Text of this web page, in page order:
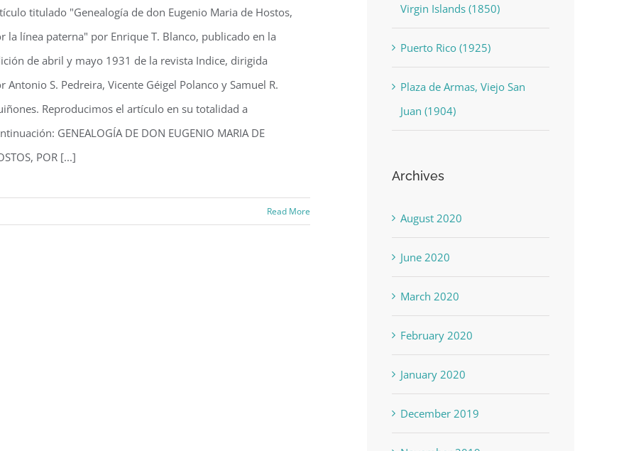
titulado "Genealogía de don Eugenio Maria de Hostos,
la línea paterna" por Enrique T. Blanco, publicado en la
de abril y mayo 1931 de la revista Indice, dirigida
Antonio S. Pedreira, Vicente Géigel Polanco y Samuel R.
Reproducimos el artículo en su totalidad a
GENEALOGÍA DE DON EUGENIO MARIA DE
POR [...]
Read More
Virgin Islands (1850)
Puerto Rico (1925)
Plaza de Armas, Viejo San
Juan (1904)
Archives
August 2020
June 2020
March 2020
February 2020
January 2020
December 2019